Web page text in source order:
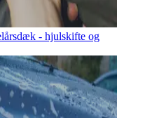
- hjulskifte og